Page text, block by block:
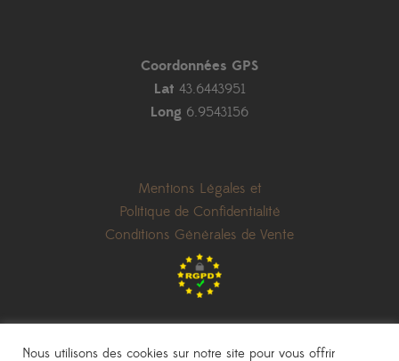
Coordonnées GPS
Lat 43.6443951
Long 6.9543156
Mentions Légales et
Politique de Confidentialité
Conditions Générales de Vente
Nous utilisons des cookies sur notre site pour vous offrir